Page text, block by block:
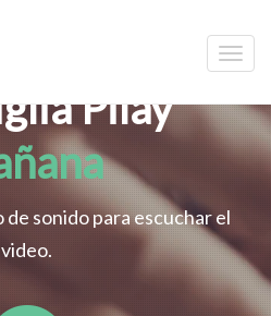
Pilay
de sonido para escuchar el
video.